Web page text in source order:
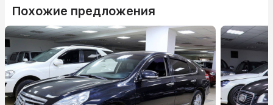
Похожие предложения